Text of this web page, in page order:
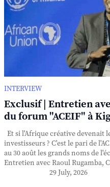
INTERVIEW
Exclusif | Entretien
du forum "ACEIF" à
Et si l'Afrique créative devenait
investisseurs ? C'est le pari de
au 30 août les grands noms de
Entretien avec Raoul Rugamba,
29 July, 2026